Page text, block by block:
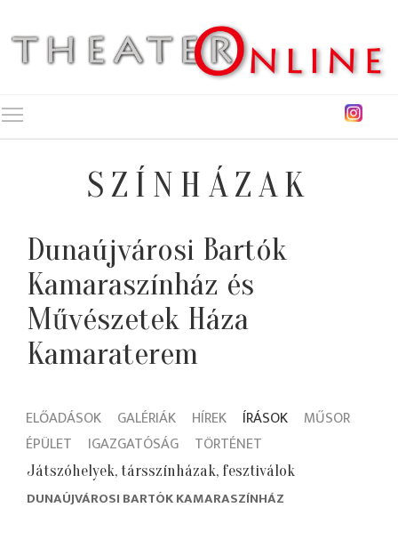
SZÍNHÁZAK
Dunaújvárosi Bartók
Kamaraszínház és
Művészetek Háza
Kamaraterem
ELŐADÁSOK GALÉRIÁK HÍREK ÍRÁSOK
MŰSOR
ÉPÜLET
IGAZGATÓSÁG TÖRTÉNET
Játszóhelyek, társszínházak, fesztiválok
DUNAÚJVÁROSI BARTÓK KAMARASZÍNHÁZ